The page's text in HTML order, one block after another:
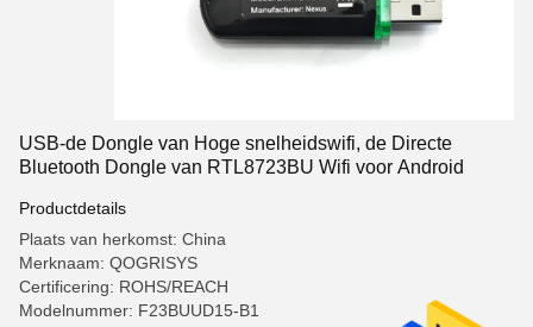
USB-de Dongle van Hoge snelheidswifi, de Directe
Bluetooth Dongle van RTL8723BU Wifi voor Android
Productdetails
Plaats van herkomst: China
Merknaam: QOGRISYS
Certificering: ROHS/REACH
Modelnummer: F23BUUD15-B1